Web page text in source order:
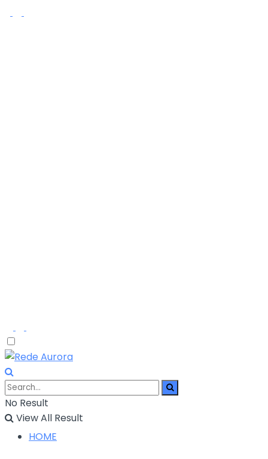
No Result
View All Result
HOME